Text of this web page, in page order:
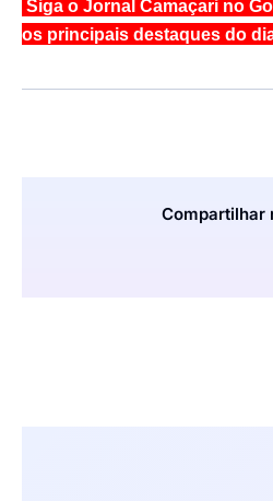
Siga o Jornal Camaçari no
os principais destaques do
Compartilhar